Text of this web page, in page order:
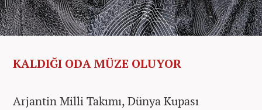
KALDIĞI ODA MÜZE OLUYOR
Arjantin Milli Takımı, Dünya Kupası